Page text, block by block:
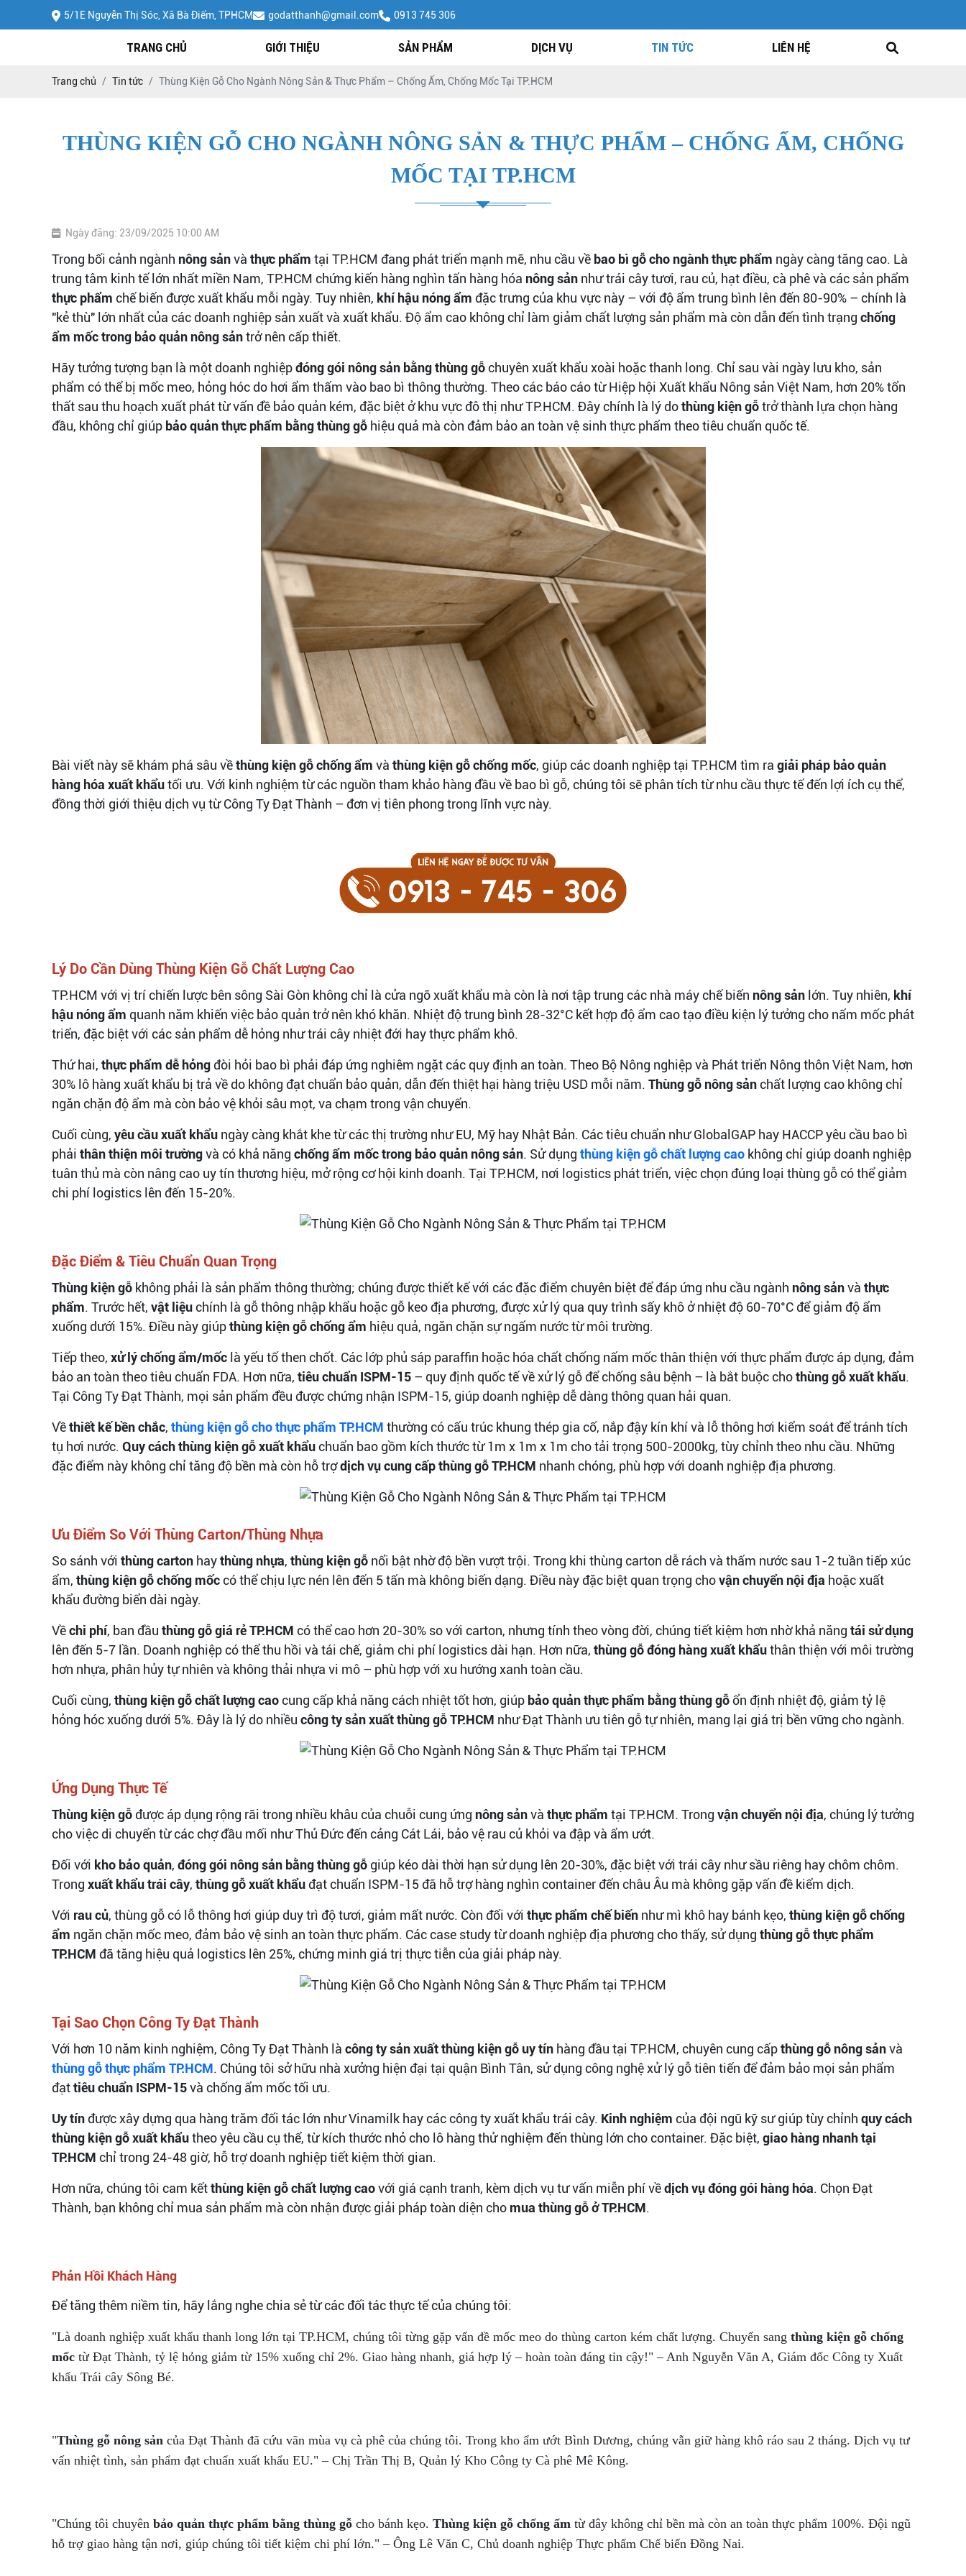
5/1E Nguyễn Thị Sóc, Xã Bà Điểm, TPHCM godatthanh@gmail.com 0913 745 306
TRANG CHỦ GIỚI THIỆU SẢN PHẨM DỊCH VỤ TIN TỨC LIÊN HỆ
Trang chủ Tin tức Thùng Kiện Gỗ Cho Ngành Nông Sản & Thực Phẩm – Chống Ẩm, Chống Mốc Tại TP.HCM
THÙNG KIỆN GỖ CHO NGÀNH NÔNG SẢN & THỰC PHẨM – CHỐNG ẨM, CHỐNG
MỐC TẠI TP.HCM
Ngày đăng: 23/09/2025 10:00 AM
Trong bối cảnh ngành nông sảnvà thực phẩm tại TP.HCM đang phát triển mạnh mẽ, nhu cầu về bao bì gỗ cho ngành thực phẩm ngày càng tăng cao. Là
trung tâm kinh tế lớn nhất miền Nam, TP.HCM chứng kiến hàng nghìn tấn hàng hóa nông sản như trái cây tươi, rau củ, hạt điều, cà phê và các sản phẩm
thực phẩm chế biến được xuất khẩu mỗi ngày. Tuy nhiên, khí hậu nóng ẩm đặc trưng của khu vực này – với độ ẩm trung bình lên đến 80-90% – chính là
"kẻ thù" lớn nhất của các doanh nghiệp sản xuất và xuất khẩu. Độ ẩm cao không chỉ làm giảm chất lượng sản phẩm mà còn dẫn đến tình trạng chống
ẩm mốc trong bảo quản nông sảntrở nên cấp thiết.
Hãy tưởng tượng bạn là một doanh nghiệpđóng gói nông sản bằng thùng gỗchuyên xuất khẩu xoài hoặc thanh long. Chỉ sau vài ngày lưu kho, sản
phẩm có thể bị mốc meo, hỏng hóc do hơi ẩm thấm vào bao bì thông thường. Theo các báo cáo từ Hiệp hội Xuất khẩu Nông sản Việt Nam, hơn 20% tổn
thất sau thu hoạch xuất phát từ vấn đề bảo quản kém, đặc biệt ở khu vực đô thị như TP.HCM. Đây chính là lý dothùng kiện gỗtrở thành lựa chọn hàng
đầu, không chỉ giúp bảo quản thực phẩm bằng thùng gỗ hiệu quả mà còn đảm bảo an toàn vệ sinh thực phẩm theo tiêu chuẩn quốc tế.
Bài viết này sẽ khám phá sâu vềthùng kiện gỗ chống ẩm và thùng kiện gỗ chống mốc, giúp các doanh nghiệp tại TP.HCM tìm ra giải pháp bảo quản
hàng hóa xuất khẩutối ưu. Với kinh nghiệm từ các nguồn tham khảo hàng đầu về bao bì gỗ, chúng tôi sẽ phân tích từ nhu cầu thực tế đến lợi ích cụ thể,
đồng thời giới thiệu dịch vụ từ Công Ty Đạt Thành – đơn vị tiên phong trong lĩnh vực này.
Lý Do Cần Dùng Thùng Kiện Gỗ Chất Lượng Cao
TP.HCM với vị trí chiến lược bên sông Sài Gòn không chỉ là cửa ngõ xuất khẩu mà còn là nơi tập trung các nhà máy chế biến nông sản lớn. Tuy nhiên, khí
hậu nóng ẩm quanh năm khiến việc bảo quản trở nên khó khăn. Nhiệt độ trung bình 28-32°C kết hợp độ ẩm cao tạo điều kiện lý tưởng cho nấm mốc phát
triển, đặc biệt với các sản phẩm dễ hỏng như trái cây nhiệt đới hay thực phẩm khô.
Thứ hai, thực phẩm dễ hỏngđòi hỏi bao bì phải đáp ứng nghiêm ngặt các quy định an toàn. Theo Bộ Nông nghiệp và Phát triển Nông thôn Việt Nam, hơn
30% lô hàng xuất khẩu bị trả về do không đạt chuẩn bảo quản, dẫn đến thiệt hại hàng triệu USD mỗi năm. Thùng gỗ nông sảnchất lượng cao không chỉ
ngăn chặn độ ẩm mà còn bảo vệ khỏi sâu mọt, va chạm trong vận chuyển.
Cuối cùng, yêu cầu xuất khẩu ngày càng khắt khe từ các thị trường như EU, Mỹ hay Nhật Bản. Các tiêu chuẩn như GlobalGAP hay HACCP yêu cầu bao bì
phải thân thiện môi trườngvà có khả năng chống ẩm mốc trong bảo quản nông sản. Sử dụng thùng kiện gỗ chất lượng cao không chỉ giúp doanh nghiệp
tuân thủ mà còn nâng cao uy tín thương hiệu, mở rộng cơ hội kinh doanh. Tại TP.HCM, nơi logistics phát triển, việc chọn đúng loại thùng gỗ có thể giảm
chi phí logistics lên đến 15-20%.
Đặc Điểm & Tiêu Chuẩn Quan Trọng
Thùng kiện gỗ không phải là sản phẩm thông thường; chúng được thiết kế với các đặc điểm chuyên biệt để đáp ứng nhu cầu ngành nông sảnvà thực
phẩm. Trước hết, vật liệuchính là gỗ thông nhập khẩu hoặc gỗ keo địa phương, được xử lý qua quy trình sấy khô ở nhiệt độ 60-70°C để giảm độ ẩm
xuống dưới 15%. Điều này giúpthùng kiện gỗ chống ẩm hiệu quả, ngăn chặn sự ngấm nước từ môi trường.
Tiếp theo, xử lý chống ẩm/mốc là yếu tố then chốt. Các lớp phủ sáp paraffin hoặc hóa chất chống nấm mốc thân thiện với thực phẩm được áp dụng, đảm
bảo an toàn theo tiêu chuẩn FDA. Hơn nữa, tiêu chuẩn ISPM-15 – quy định quốc tế về xử lý gỗ để chống sâu bệnh – là bắt buộc chothùng gỗ xuất khẩu.
Tại Công Ty Đạt Thành, mọi sản phẩm đều được chứng nhận ISPM-15, giúp doanh nghiệp dễ dàng thông quan hải quan.
Vềthiết kế bền chắc, thùng kiện gỗ cho thực phẩm TP.HCM thường có cấu trúc khung thép gia cố, nắp đậy kín khí và lỗ thông hơi kiểm soát để tránh tích
tụ hơi nước. Quy cách thùng kiện gỗ xuất khẩuchuẩn bao gồm kích thước từ 1m x 1m x 1m cho tải trọng 500-2000kg, tùy chỉnh theo nhu cầu. Những
đặc điểm này không chỉ tăng độ bền mà còn hỗ trợdịch vụ cung cấp thùng gỗ TP.HCM nhanh chóng, phù hợp với doanh nghiệp địa phương.
Ưu Điểm So Với Thùng Carton/Thùng Nhựa
So sánh với thùng carton haythùng nhựa, thùng kiện gỗ nổi bật nhờ độ bền vượt trội. Trong khi thùng carton dễ rách và thấm nước sau 1-2 tuần tiếp xúc
ẩm, thùng kiện gỗ chống mốccó thể chịu lực nén lên đến 5 tấn mà không biến dạng. Điều này đặc biệt quan trọng chovận chuyển nội địa hoặc xuất
khẩu đường biển dài ngày.
Vềchi phí, ban đầu thùng gỗ giá rẻ TP.HCM có thể cao hơn 20-30% so với carton, nhưng tính theo vòng đời, chúng tiết kiệm hơn nhờ khả năng tái sử dụng
lên đến 5-7 lần. Doanh nghiệp có thể thu hồi và tái chế, giảm chi phí logistics dài hạn. Hơn nữa, thùng gỗ đóng hàng xuất khẩuthân thiện với môi trường
hơn nhựa, phân hủy tự nhiên và không thải nhựa vi mô – phù hợp với xu hướng xanh toàn cầu.
Cuối cùng, thùng kiện gỗ chất lượng caocung cấp khả năng cách nhiệt tốt hơn, giúp bảo quản thực phẩm bằng thùng gỗổn định nhiệt độ, giảm tỷ lệ
hỏng hóc xuống dưới 5%. Đây là lý do nhiều công ty sản xuất thùng gỗ TP.HCM như Đạt Thành ưu tiên gỗ tự nhiên, mang lại giá trị bền vững cho ngành.
Ứng Dụng Thực Tế
Thùng kiện gỗđược áp dụng rộng rãi trong nhiều khâu của chuỗi cung ứng nông sảnvà thực phẩm tại TP.HCM. Trong vận chuyển nội địa, chúng lý tưởng
cho việc di chuyển từ các chợ đầu mối như Thủ Đức đến cảng Cát Lái, bảo vệ rau củ khỏi va đập và ẩm ướt.
Đối với kho bảo quản, đóng gói nông sản bằng thùng gỗ giúp kéo dài thời hạn sử dụng lên 20-30%, đặc biệt với trái cây như sầu riêng hay chôm chôm.
Trong xuất khẩu trái cây, thùng gỗ xuất khẩuđạt chuẩn ISPM-15 đã hỗ trợ hàng nghìn container đến châu Âu mà không gặp vấn đề kiểm dịch.
Với rau củ, thùng gỗ có lỗ thông hơi giúp duy trì độ tươi, giảm mất nước. Còn đối với thực phẩm chế biến như mì khô hay bánh kẹo, thùng kiện gỗ chống
ẩm ngăn chặn mốc meo, đảm bảo vệ sinh an toàn thực phẩm. Các case study từ doanh nghiệp địa phương cho thấy, sử dụng thùng gỗ thực phẩm
TP.HCM đã tăng hiệu quả logistics lên 25%, chứng minh giá trị thực tiễn của giải pháp này.
Tại Sao Chọn Công Ty Đạt Thành
Với hơn 10 năm kinh nghiệm, Công Ty Đạt Thành là công ty sản xuất thùng kiện gỗ uy tín hàng đầu tại TP.HCM, chuyên cung cấpthùng gỗ nông sảnvà
thùng gỗ thực phẩm TP.HCM. Chúng tôi sở hữu nhà xưởng hiện đại tại quận Bình Tân, sử dụng công nghệ xử lý gỗ tiên tiến để đảm bảo mọi sản phẩm
đạttiêu chuẩn ISPM-15và chống ẩm mốc tối ưu.
Uy tínđược xây dựng qua hàng trăm đối tác lớn như Vinamilk hay các công ty xuất khẩu trái cây. Kinh nghiệm của đội ngũ kỹ sư giúp tùy chỉnh quy cách
thùng kiện gỗ xuất khẩutheo yêu cầu cụ thể, từ kích thước nhỏ cho lô hàng thử nghiệm đến thùng lớn cho container. Đặc biệt, giao hàng nhanh tại
TP.HCM chỉ trong 24-48 giờ, hỗ trợ doanh nghiệp tiết kiệm thời gian.
Hơn nữa, chúng tôi cam kếtthùng kiện gỗ chất lượng caovới giá cạnh tranh, kèm dịch vụ tư vấn miễn phí vềdịch vụ đóng gói hàng hóa. Chọn Đạt
Thành, bạn không chỉ mua sản phẩm mà còn nhận được giải pháp toàn diện cho mua thùng gỗ ở TP.HCM.
Phản Hồi Khách Hàng
Để tăng thêm niềm tin, hãy lắng nghe chia sẻ từ các đối tác thực tế của chúng tôi:
"Là doanh nghiệp xuất khẩu thanh long lớn tại TP.HCM, chúng tôi từng gặp vấn đề mốc meo do thùng carton kém chất lượng. Chuyển sang thùng kiện gỗ chống
mốc từ Đạt Thành, tỷ lệ hỏng giảm từ 15% xuống chỉ 2%. Giao hàng nhanh, giá hợp lý – hoàn toàn đáng tin cậy!" – Anh Nguyễn Văn A, Giám đốc Công ty Xuất
khẩu Trái cây Sông Bé.
"Thùng gỗ nông sản của Đạt Thành đã cứu vãn mùa vụ cà phê của chúng tôi. Trong kho ẩm ướt Bình Dương, chúng vẫn giữ hàng khô ráo sau 2 tháng. Dịch vụ tư
vấn nhiệt tình, sản phẩm đạt chuẩn xuất khẩu EU." – Chị Trần Thị B, Quản lý Kho Công ty Cà phê Mê Kông.
"Chúng tôi chuyên bảo quản thực phẩm bằng thùng gỗ cho bánh kẹo. Thùng kiện gỗ chống ẩm từ đây không chỉ bền mà còn an toàn thực phẩm 100%. Đội ngũ
hỗ trợ giao hàng tận nơi, giúp chúng tôi tiết kiệm chi phí lớn." – Ông Lê Văn C, Chủ doanh nghiệp Thực phẩm Chế biến Đồng Nai.